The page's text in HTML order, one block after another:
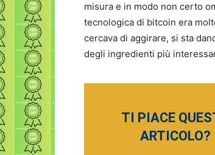
misura e in modo non certo
tecnologica di bitcoin era
cercava di aggirare, si sta
degli ingredienti più
TI PIACE
ARTICOLO?